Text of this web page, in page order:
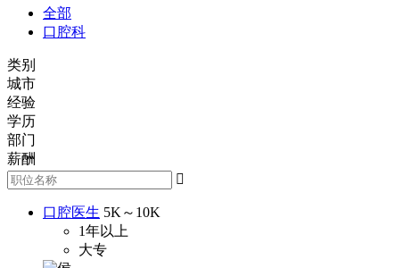
全部
口腔科
类别
城市
经验
学历
部门
薪酬

口腔医生 5K～10K
1年以上
大专